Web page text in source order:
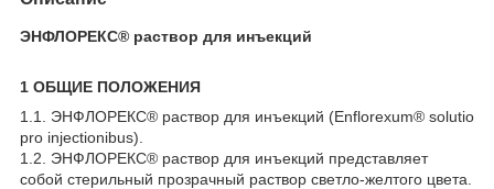
ЭНФЛОРЕКС® раствор для инъекций
1 ОБЩИЕ ПОЛОЖЕНИЯ
1.1. ЭНФЛОРЕКС® раствор для инъекций (Enflorexum® solutio
pro injectionibus).
1.2. ЭНФЛОРЕКС® раствор для инъекций представляет
собой стерильный прозрачный раствор светло-желтого цвета.